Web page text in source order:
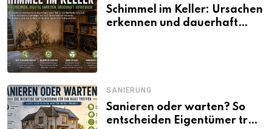
Schimmel im Keller: Ursachen
erkennen und dauerhaft
SANIERUNG
Sanieren oder warten? So
entscheiden Eigentümer trotz